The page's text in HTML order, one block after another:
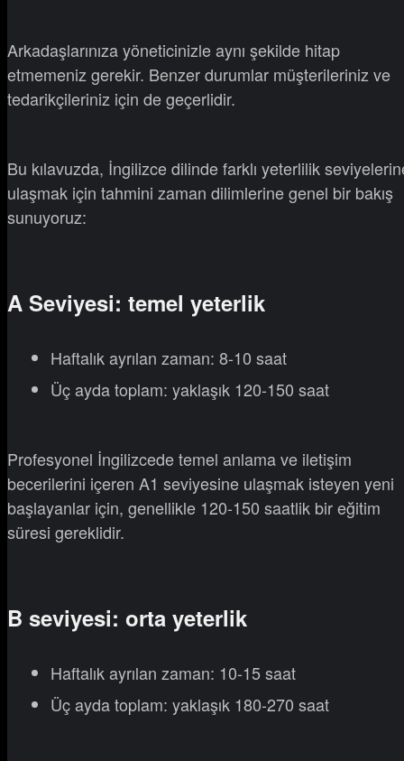
Arkadaşlarınıza yöneticinizle aynı şekilde hitap
etmemeniz gerekir. Benzer durumlar müşterileriniz ve
tedarikçileriniz için de geçerlidir.
Bu kılavuzda, İngilizce dilinde farklı yeterlilik
ulaşmak için tahmini zaman dilimlerine genel bir bakış
sunuyoruz:
A Seviyesi: temel yeterlik
Haftalık ayrılan zaman: 8-10 saat
Üç ayda toplam: yaklaşık 120-150 saat
Profesyonel İngilizcede temel anlama ve iletişim
becerilerini içeren A1 seviyesine ulaşmak isteyen yeni
başlayanlar için, genellikle 120-150 saatlik bir eğitim
süresi gereklidir.
B seviyesi: orta yeterlik
Haftalık ayrılan zaman: 10-15 saat
Üç ayda toplam: yaklaşık 180-270 saat